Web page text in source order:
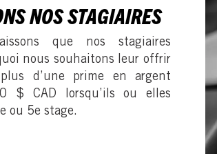
NOS STAGIAIRES
que nos stagiaires
nous souhaitons leur offrir
d’une prime en argent
$ CAD lorsqu’ils ou elles
ou 5e stage.